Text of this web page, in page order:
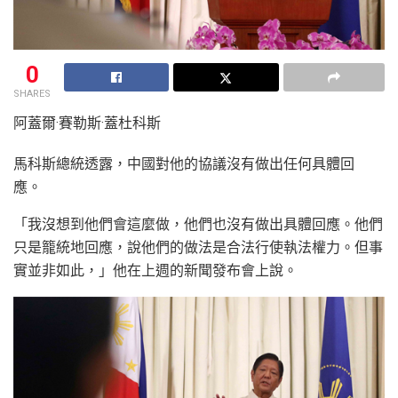
0
SHARES
阿蓋爾·賽勒斯·蓋杜科斯
馬科斯總統透露，中國對他的協議沒有做出任何具體回
應。
「我沒想到他們會這麼做，他們也沒有做出具體回應。他們
只是籠統地回應，說他們的做法是合法行使執法權力。但事
實並非如此，」他在上週的新聞發布會上說。